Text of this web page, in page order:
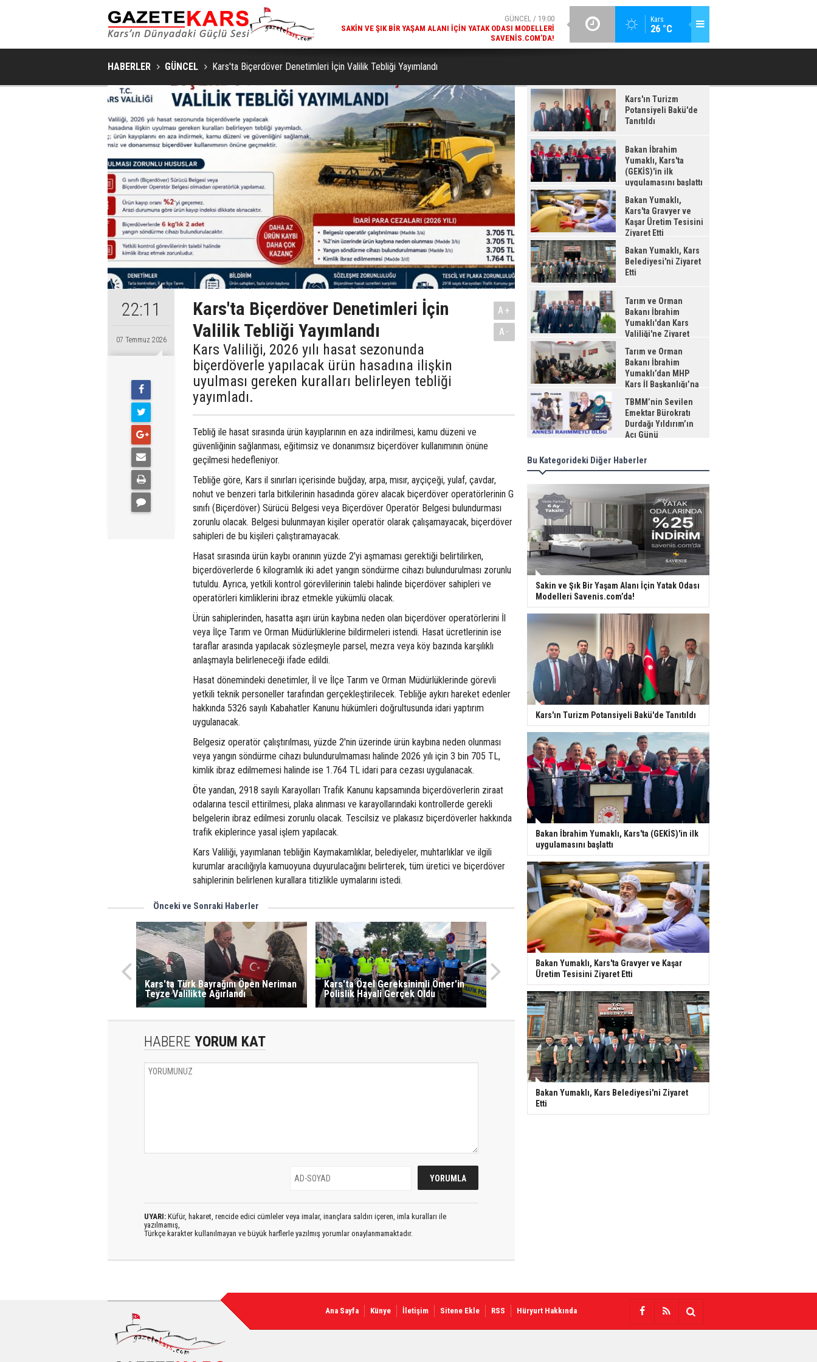
Kars
26 °C
GÜNCEL / 18:38
KARS'IN TURIZM POTANSIYELI BAKÜ'DE TANITILDI
BAKAN İBRAHIM YUMAKLI, KARS'TA (GEKİS)'IN ILK
HABERLER GÜNCEL Kars'ta Biçerdöver Denetimleri İçin Valilik Tebliği Yayımlandı
22:11
07 Temmuz 2026
Kars'ta Biçerdöver Denetimleri İçin
Valilik Tebliği Yayımlandı
Kars Valiliği, 2026 yılı hasat sezonunda
biçerdöverle yapılacak ürün hasadına ilişkin
uyulması gereken kuralları belirleyen tebliği
yayımladı.
A+
A-
Tebliğ ile hasat sırasında ürün kayıplarının en aza indirilmesi, kamu düzeni ve
güvenliğinin sağlanması, eğitimsiz ve donanımsız biçerdöver kullanımının önüne
geçilmesi hedefleniyor.
Tebliğe göre, Kars il sınırları içerisinde buğday, arpa, mısır, ayçiçeği, yulaf, çavdar,
nohut ve benzeri tarla bitkilerinin hasadında görev alacak biçerdöver operatörlerinin G
sınıfı (Biçerdöver) Sürücü Belgesi veya Biçerdöver Operatör Belgesi bulundurması
zorunlu olacak. Belgesi bulunmayan kişiler operatör olarak çalışamayacak, biçerdöver
sahipleri de bu kişileri çalıştıramayacak.
Hasat sırasında ürün kaybı oranının yüzde 2'yi aşmaması gerektiği belirtilirken,
biçerdöverlerde 6 kilogramlık iki adet yangın söndürme cihazı bulundurulması zorunlu
tutuldu. Ayrıca, yetkili kontrol görevlilerinin talebi halinde biçerdöver sahipleri ve
operatörleri kimliklerini ibraz etmekle yükümlü olacak.
Ürün sahiplerinden, hasatta aşırı ürün kaybına neden olan biçerdöver operatörlerini İl
veya İlçe Tarım ve Orman Müdürlüklerine bildirmeleri istendi. Hasat ücretlerinin ise
taraflar arasında yapılacak sözleşmeyle parsel, mezra veya köy bazında karşılıklı
anlaşmayla belirleneceği ifade edildi.
Hasat dönemindeki denetimler, İl ve İlçe Tarım ve Orman Müdürlüklerinde görevli
yetkili teknik personeller tarafından gerçekleştirilecek. Tebliğe aykırı hareket edenler
hakkında 5326 sayılı Kabahatler Kanunu hükümleri doğrultusunda idari yaptırım
uygulanacak.
Belgesiz operatör çalıştırılması, yüzde 2'nin üzerinde ürün kaybına neden olunması
veya yangın söndürme cihazı bulundurulmaması halinde 2026 yılı için 3 bin 705 TL,
kimlik ibraz edilmemesi halinde ise 1.764 TL idari para cezası uygulanacak.
Öte yandan, 2918 sayılı Karayolları Trafik Kanunu kapsamında biçerdöverlerin ziraat
odalarına tescil ettirilmesi, plaka alınması ve karayollarındaki kontrollerde gerekli
belgelerin ibraz edilmesi zorunlu olacak. Tescilsiz ve plakasız biçerdöverler hakkında
trafik ekiplerince yasal işlem yapılacak.
Kars Valiliği, yayımlanan tebliğin Kaymakamlıklar, belediyeler, muhtarlıklar ve ilgili
kurumlar aracılığıyla kamuoyuna duyurulacağını belirterek, tüm üretici ve biçerdöver
sahiplerinin belirlenen kurallara titizlikle uymalarını istedi.
Önceki ve Sonraki Haberler
Kars'ta Türk Bayrağını Öpen Neriman
Teyze Valilikte Ağırlandı
Kars'ta Özel Gereksinimli Ömer'in
Polislik Hayali Gerçek Oldu
HABERE YORUM KAT
UYARI: Küfür, hakaret, rencide edici cümleler veya imalar, inançlara saldırı içeren, imla kuralları ile
yazılmamış,
Türkçe karakter kullanılmayan ve büyük harflerle yazılmış yorumlar onaylanmamaktadır.
Kars'ın Turizm
Potansiyeli Bakü'de
Tanıtıldı
Bakan İbrahim
Yumaklı, Kars'ta
(GEKİS)'in ilk
uygulamasını başlattı
Bakan Yumaklı,
Kars'ta Gravyer ve
Kaşar Üretim Tesisini
Ziyaret Etti
Bakan Yumaklı, Kars
Belediyesi'ni Ziyaret
Etti
Tarım ve Orman
Bakanı İbrahim
Yumaklı'dan Kars
Valiliği'ne Ziyaret
Tarım ve Orman
Bakanı İbrahim
Yumaklı’dan MHP
Kars İl Başkanlığı’na
Ziyaret
TBMM’nin Sevilen
Emektar Bürokratı
Durdağı Yıldırım’ın
Acı Günü
Bu Kategorideki Diğer Haberler
Sakin ve Şık Bir Yaşam Alanı İçin Yatak Odası
Modelleri Savenis.com’da!
Kars'ın Turizm Potansiyeli Bakü'de Tanıtıldı
Bakan İbrahim Yumaklı, Kars'ta (GEKİS)'in ilk
uygulamasını başlattı
Bakan Yumaklı, Kars'ta Gravyer ve Kaşar
Üretim Tesisini Ziyaret Etti
Bakan Yumaklı, Kars Belediyesi'ni Ziyaret
Etti
Ana Sayfa Künye İletişim Sitene Ekle RSS Hüryurt Hakkında